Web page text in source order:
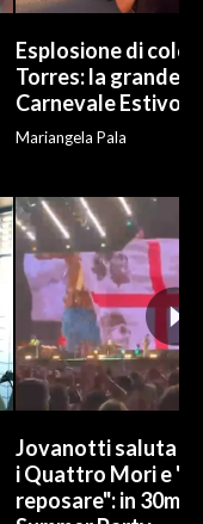
Esplosione di
Torres: la grande
Carnevale Estivo
Mariangela Pala
Jovanotti saluta la
i Quattro Mori e
reposare": in